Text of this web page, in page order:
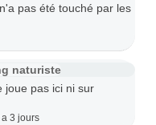
pas été touché par les
naturiste
joue pas ici ni sur
a 3 jours